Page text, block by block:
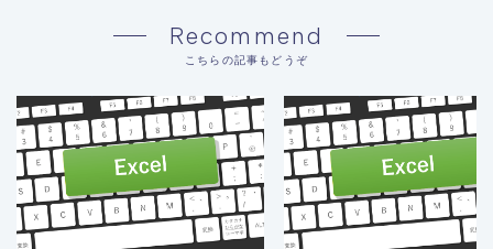
Recommend
こちらの記事もどうぞ